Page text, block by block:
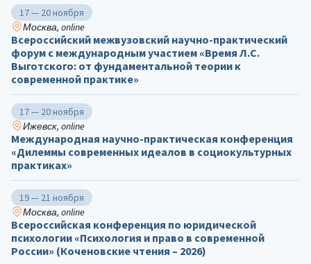
17 — 20 ноября
Москва, online
Всероссийский межвузовский научно-практический
форум с международным участием «Время Л.С.
Выготского: от фундаментальной теории к
современной практике»
17 — 20 ноября
Ижевск, online
Международная научно-практическая конференция
«Дилеммы современных идеалов в социокультурных
практиках»
19 — 21 ноября
Москва, online
Всероссийская конференция по юридической
психологии «Психология и право в современной
России» (Коченовские чтения – 2026)